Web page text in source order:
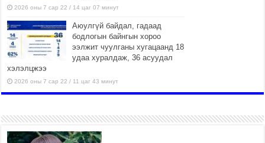
2026 оны 7 сар 22 / 14 цаг 07 минут
Аюулгүй байдал, гадаад
бодлогын байнгын хороо
ээлжит чуулганы хугацаанд 18
удаа хуралдаж, 36 асуудал
хэлэлцжээ
2026 оны 7 сар 22 / 11 цаг 43 минут
боломжтой-Хүүхэд хөгжүүлэх
төв” байгуулах төсөлд төр,